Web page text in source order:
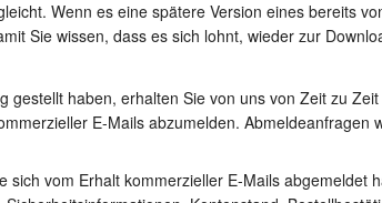
Wenn es eine spätere Version eines bereits
Sie wissen, dass es sich lohnt, wieder zur
gestellt haben, erhalten Sie von uns von Zeit zu
E-Mails abzumelden.
sich vom Erhalt kommerzieller E-Mails abgemeldet